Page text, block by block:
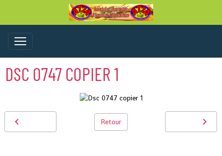
DSC 0747 COPIER 1
Retour